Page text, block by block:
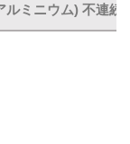
ルミニウム) 不連続